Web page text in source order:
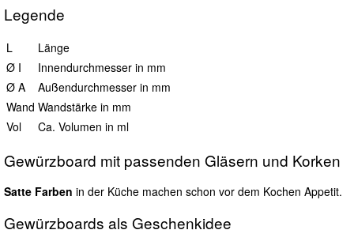
Legende
L
Länge
Ø I
Innendurchmesser in mm
Ø A
Außendurchmesser in mm
Wand Wandstärke in mm
Vol
Ca. Volumen in ml
Gewürzboard mit passenden Gläsern und Korken
Satte Farben in der Küche machen schon vor dem Kochen Appetit.
Gewürzboards als Geschenkidee